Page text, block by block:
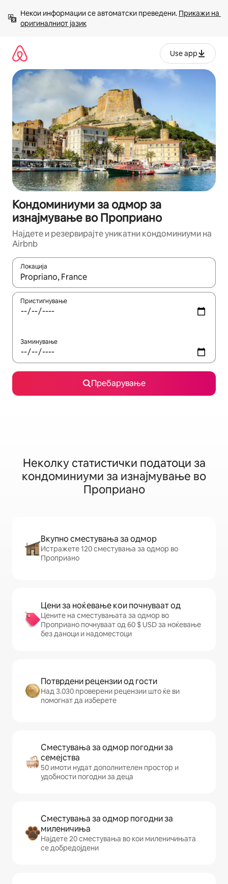
содржина
Некои информации се автоматски преведени. Прикажи на
оригиналниот јазик
Use app
Кондоминиуми за одмор за
изнајмување во Проприано
Најдете и резервирајте уникатни кондоминиуми на
Airbnb
Локација
Кога резултатите се достапни, движете се со копчињата
Пристигнување
Заминување
Пребарување
Неколку статистички податоци за
кондоминиуми за изнајмување во
Проприано
Вкупно сместувања за одмор
Истражете 120 сместувања за одмор во
Проприано
Цени за ноќевање кои почнуваат од
Цените на сместувањата за одмор во
Проприано почнуваат од 60 $ USD за ноќевање
без даноци и надоместоци
Потврдени рецензии од гости
Над 3.030 проверени рецензии што ќе ви
помогнат да изберете
Сместувања за одмор погодни за
семејства
50 имоти нудат дополнителен простор и
удобности погодни за деца
Сместувања за одмор погодни за
миленичиња
Најдете 20 сместувања во кои миленичињата
се добредојдени